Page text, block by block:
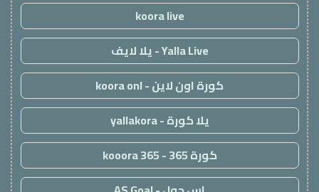
koora live
Yalla Live - يلا لايف
كورة اون لاين - koora onl
يلا كورة - yallakora
كورة 365 - kooora 365